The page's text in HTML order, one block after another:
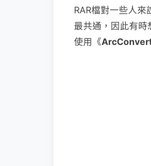
RAR檔對一些人
最共通，因此有時
使用《